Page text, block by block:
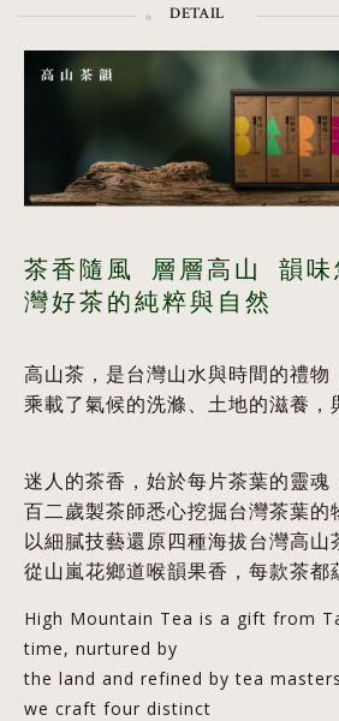
DETAIL
茶香隨風 層層高山 韻味
灣好茶的純粹與自然
高山茶，是台灣山水與時間的禮物
乘載了氣候的洗滌、土地的滋養，
迷人的茶香，始於每片茶葉的靈魂
百二歲製茶師悉心挖掘台灣茶葉的
以細膩技藝還原四種海拔台灣高山
從山嵐花鄉道喉韻果香，每款茶都
High Mountain Tea is a gift from
time, nurtured by
the land and refined by tea
we craft four distinct